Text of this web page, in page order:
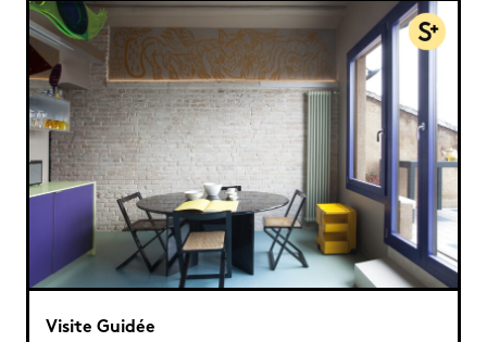
Visite Guidée